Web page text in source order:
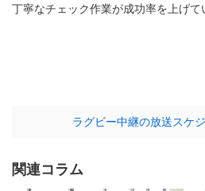
丁寧なチェック作業が成功率を上げて
ラグビー中継の放送スケ
関連コラム